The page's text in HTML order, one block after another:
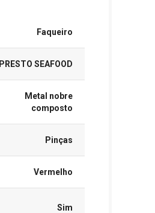
Faqueiro
PRESTO SEAFOOD
Metal nobre
composto
Pinças
Vermelho
Sim